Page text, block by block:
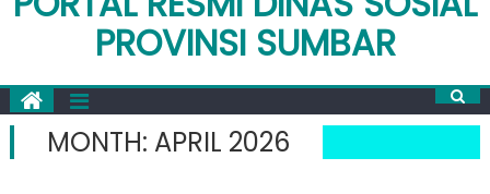
PROVINSI SUMBAR
MONTH: APRIL 2026